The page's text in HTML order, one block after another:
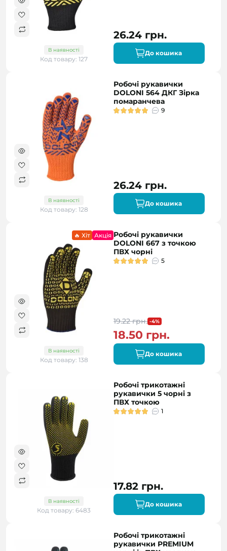
В наявності
Код товару: 127
26.24 грн.
До кошика
В наявності
Код товару: 128
Робочі рукавички
DOLONI 564 ДКГ Зірка
помаранчева
9
26.24 грн.
До кошика
🔥 Хіт Акція
В наявності
Код товару: 138
Робочі рукавички
DOLONI 667 з точкою
ПВХ чорні
5
19.22 грн. -4%
18.50 грн.
До кошика
В наявності
Код товару: 6483
Робочі трикотажні
рукавички 5 чорні з
ПВХ точкою
1
17.82 грн.
До кошика
Робочі трикотажні
рукавички PREMIUM